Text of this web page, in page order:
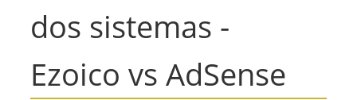
dos sistemas -
Ezoico vs AdSense